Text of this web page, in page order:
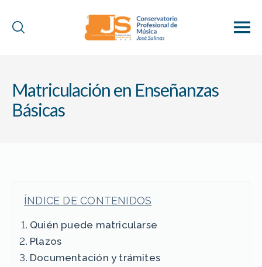
Música
"José
Matriculación en Enseñanzas
Básicas
ÍNDICE DE CONTENIDOS
Quién puede matricularse
Plazos
Documentación y trámites